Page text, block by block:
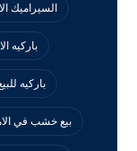
السيراميك
باركيه
باركيه
بيع خشب في